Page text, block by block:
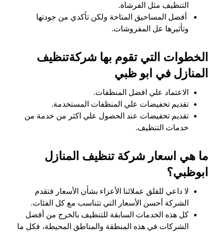
التنظيف مثل الفرشاة.
أفضل المساحيق المتاحة ولكن تأكدي من جودتها
وتأثيرها عل المفروشات.
الخطوات التي تقوم بها شركةتنظيف
المنازل في ابو ظبي
الاعتماد علي افضل المنظفات.
تقديم تخفيضات علي المنظفات المستخدمة.
تقديم تخفيضات عند الحصول علي اكثر من خدمة من
خدمات التنظيف.
ما هي اسعار شركة تنظيف المنازل
ابوظبي؟
لا داعي للقلق عملائنا الأعزاء بشأن الأسعار فتقدم
الشركة أحسن الأسعار التي تتناسب مع كل الفئات.
كل هذه الخدمات السابقة للتنظيف بالخرج من أفضل
الشركات في هذه المنطقة والمناطق المحيطة، فكل ما